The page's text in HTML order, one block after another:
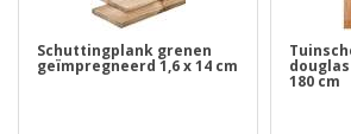
Schuttingplank grenen
geïmpregneerd 1,6 x 14 cm
180 cm